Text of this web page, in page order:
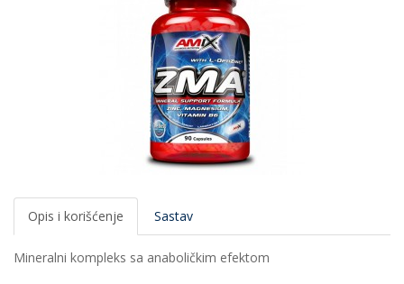
Opis i korišćenje Sastav
Mineralni kompleks sa anaboličkim efektom